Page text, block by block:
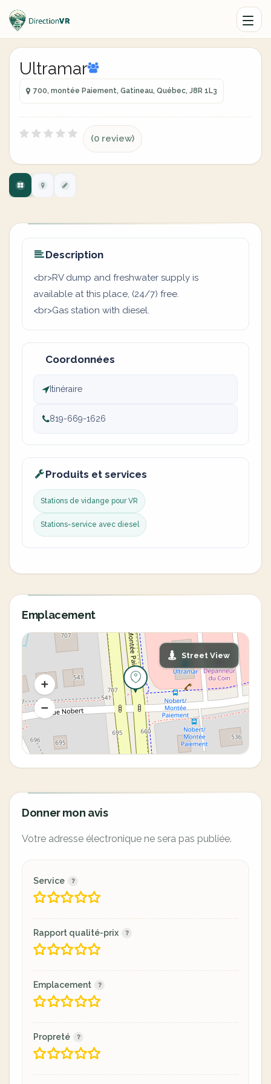
Ultramar
700, montée Paiement, Gatineau, Québec, J8R 1L3
(0 review)
Description
<br>RV dump and freshwater supply is
available at this place, (24/7) free.
<br>Gas station with diesel.
Coordonnées
Itinéraire
819-669-1626
Produits et services
Stations de vidange pour VR
Stations-service avec diesel
Emplacement
Street View
Donner mon avis
Votre adresse électronique ne sera pas publiée.
Service
Rapport qualité-prix
Emplacement
Propreté